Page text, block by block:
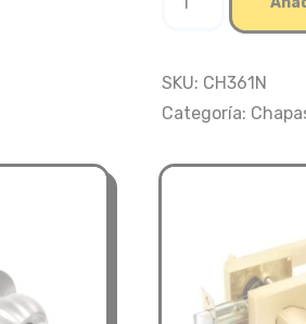
361
Alcoba
cantidad
SKU: CH361N
Categoría: